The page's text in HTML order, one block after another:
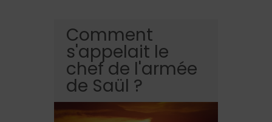
Comment
s'appelait le
chef de l'armée
de Saül ?